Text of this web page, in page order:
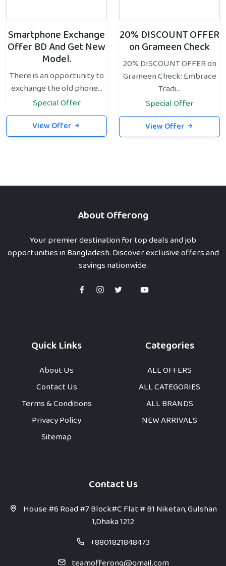
Smartphone Exchange
Offer BD And Get New
Model.
There is an opportunity to
exchange the old phone...
Special Offer
View Offer
20% DISCOUNT OFFER
on Grameen Check
20% DISCOUNT OFFER on
Grameen Check: Embrace
Tradi...
Special Offer
View Offer
About Offerong
Your premier destination for top deals and job
opportunities in Bangladesh. Discover exclusive offers and
savings nationwide.
Quick Links
About Us
Contact Us
Terms & Conditions
Privacy Policy
Sitemap
Categories
ALL OFFERS
ALL CATEGORIES
ALL BRANDS
NEW ARRIVALS
Contact Us
House #6 Road #7 Block#C Flat # B1 Niketan, Gulshan
1,Dhaka 1212
+8801821848473